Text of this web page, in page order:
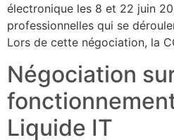
électronique les 8 et 22 juin
professionnelles qui se
Lors de cette négociation, la
Négociation
Liquide IT